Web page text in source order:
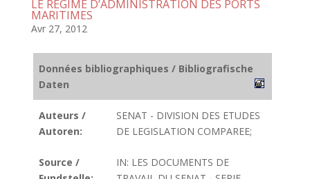
LE REGIME D’ADMINISTRATION DES PORTS
MARITIMES
Avr 27, 2012
Données bibliographiques / Bibliografische
Daten
Auteurs /
Autoren:
SENAT - DIVISION DES ETUDES
DE LEGISLATION COMPAREE;
Source /
IN: LES DOCUMENTS DE